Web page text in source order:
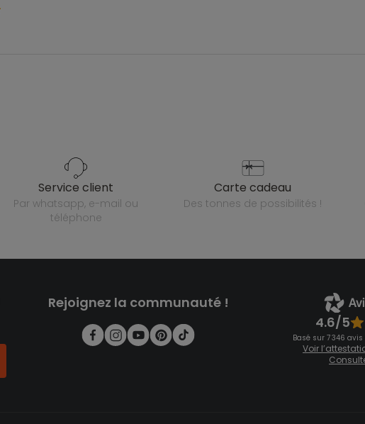
service client
par whatsapp, e-mail ou
téléphone
carte cadeau
des tonnes de possibilités !
Rejoignez la communauté !
4.6/5
Basé sur 7 346
Voir